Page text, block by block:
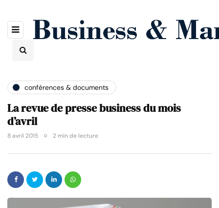
conférences & documents
La revue de presse business du mois
d’avril
8 avril 2015 2 min de lecture